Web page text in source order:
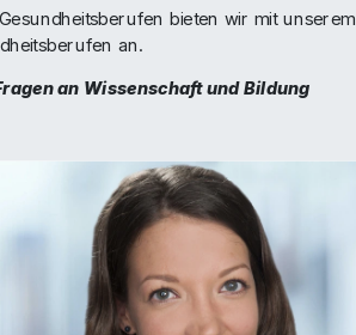
bieten wir mit unserem
an.
an Wissenschaft und Bildung